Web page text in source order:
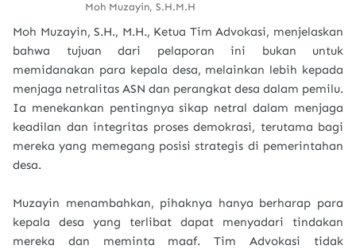
Moh Muzayin, S.H.M.H
Moh Muzayin, S.H., M.H., Ketua Tim Advokasi, menjelaskan
bahwa tujuan dari pelaporan ini bukan untuk
memidanakan para kepala desa, melainkan lebih kepada
menjaga netralitas ASN dan perangkat desa dalam pemilu.
Ia menekankan pentingnya sikap netral dalam menjaga
keadilan dan integritas proses demokrasi, terutama bagi
mereka yang memegang posisi strategis di pemerintahan
desa.
Muzayin menambahkan, pihaknya hanya berharap para
kepala desa yang terlibat dapat menyadari tindakan
mereka dan meminta maaf. Tim Advokasi tidak